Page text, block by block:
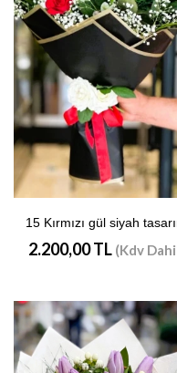
15 Kırmızı gül siyah
2.200,00 TL (Kdv